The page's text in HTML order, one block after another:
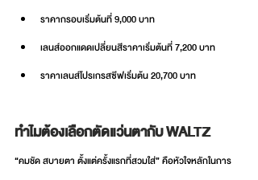
ราคากรอบเริ่มต้นที่ 9,000 บาท
เลนส์ออกแดดเปลี่ยนสีราคาเริ่มต้นที่ 7,200 บาท
ราคาเลนส์โปรเกรสซีฟเริ่มต้น 20,700 บาท
ทำไมต้องเลือกตัดแว่นตากับ WALTZ
“คมชัด สบายตา ตั้งแต่ครั้งแรกที่สวมใส่” คือหัวใจหลักในการ